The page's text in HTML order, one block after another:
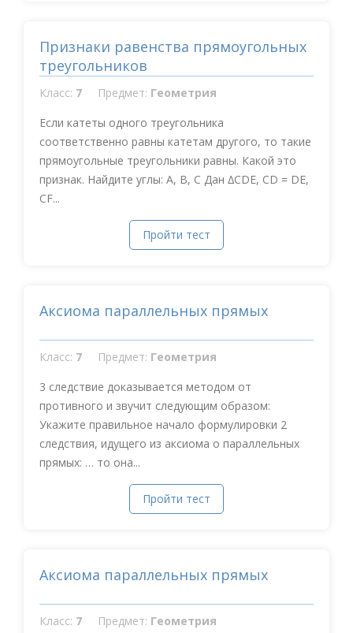
Признаки равенства прямоугольных
треугольников
Класс: 7 Предмет: Геометрия
Если катеты одного треугольника
соответственно равны катетам другого, то такие
прямоугольные треугольники равны. Какой это
признак. Найдите углы: A, B, C Дан ∆CDE, CD = DE,
CF...
Пройти тест
Аксиома параллельных прямых
Класс: 7 Предмет: Геометрия
3 следствие доказывается методом от
противного и звучит следующим образом:
Укажите правильное начало формулировки 2
следствия, идущего из аксиома о параллельных
прямых: … то она...
Пройти тест
Аксиома параллельных прямых
Класс: 7 Предмет: Геометрия